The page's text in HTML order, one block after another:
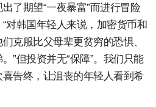
了期望“一夜暴富”而进行冒险
对韩国年轻人来说，加密货币和
克服比父母辈更贫穷的恐惧、
”但投资并无“保障”。我们只能
告终，让沮丧的年轻人看到希